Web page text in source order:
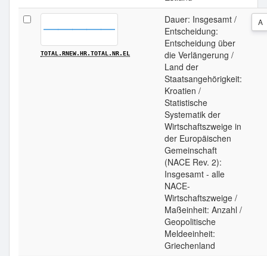
TOTAL.RNEW.HR.TOTAL.NR.EL
Dauer: Insgesamt /
Entscheidung:
Entscheidung über
die Verlängerung /
Land der
Staatsangehörigkeit:
Kroatien /
Statistische
Systematik der
Wirtschaftszweige in
der Europäischen
Gemeinschaft
(NACE Rev. 2):
Insgesamt - alle
NACE-
Wirtschaftszweige /
Maßeinheit: Anzahl /
Geopolitische
Meldeeinheit:
Griechenland
A